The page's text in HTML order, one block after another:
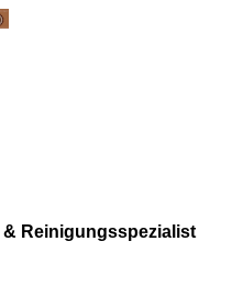
Reinigungsspezialist